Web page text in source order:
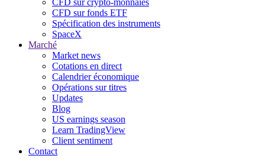
CFD sur fonds ETF
Spécification des instruments
SpaceX
Marché
Market news
Cotations en direct
Calendrier économique
Opérations sur titres
Updates
Blog
US earnings season
Learn TradingView
Client sentiment
Contact